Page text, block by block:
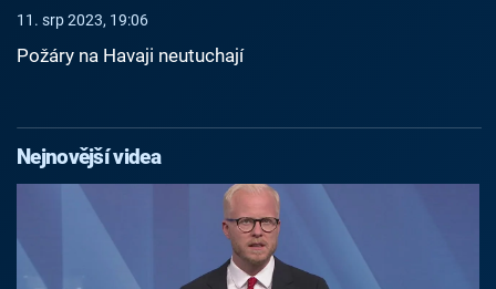
11. srp 2023, 19:06
Požáry na Havaji neutuchají
Nejnovější videa